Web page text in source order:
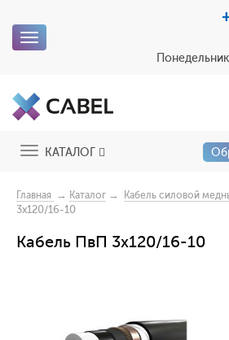
Toggle
ToggleКАТАЛОГ
Главная → Каталог → Кабель силовой
3x120/16-10
Кабель ПвП 3x120/16-10